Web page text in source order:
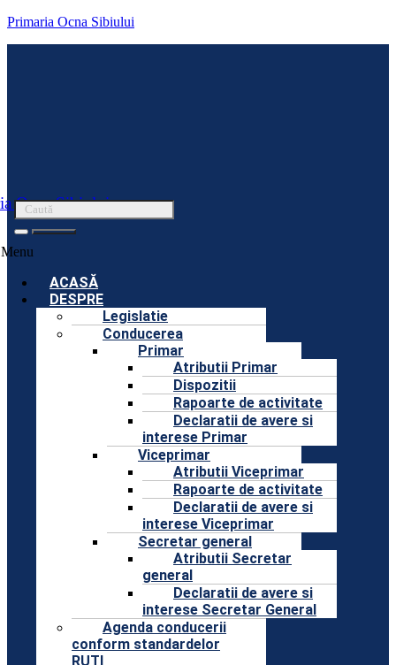
Primaria Ocna Sibiului
Ocna Sibiului
Menu
ACASĂ
DESPRE
Legislatie
Conducerea
Primar
Atributii Primar
Dispozitii
Rapoarte de activitate
Declaratii de avere si
interese Primar
Viceprimar
Atributii Viceprimar
Rapoarte de activitate
Declaratii de avere si
interese Viceprimar
Secretar general
Atributii Secretar
general
Declaratii de avere si
interese Secretar General
Agenda conducerii
conform standardelor
RUTI